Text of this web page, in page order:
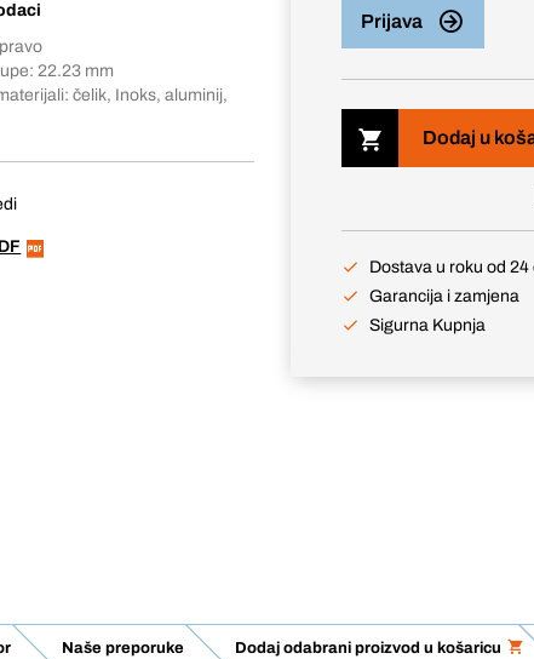
22.23 mm
čelik, Inoks, aluminij,
Prijava
Dodaj u
Dostava u roku od 24
Garancija i zamjena
Sigurna Kupnja
Naše preporuke Dodaj odabrani proizvod u košaricu